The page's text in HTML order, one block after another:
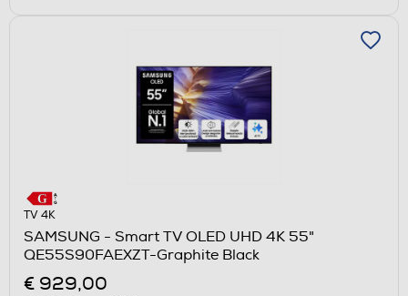
TV 4K
SAMSUNG - Smart TV OLED UHD 4K 55"
QE55S90FAEXZT-Graphite Black
€ 929,00